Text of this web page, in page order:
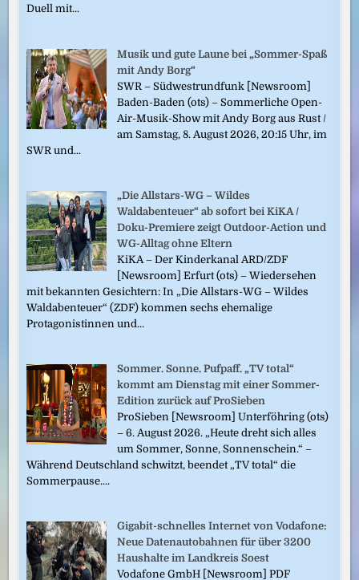
Duell mit...
Musik und gute Laune bei „Sommer-Spaß
mit Andy Borg“
SWR – Südwestrundfunk [Newsroom]
Baden-Baden (ots) – Sommerliche Open-
Air-Musik-Show mit Andy Borg aus Rust /
am Samstag, 8. August 2026, 20:15 Uhr, im
SWR und...
„Die Allstars-WG – Wildes
Waldabenteuer“ ab sofort bei KiKA /
Doku-Premiere zeigt Outdoor-Action und
WG-Alltag ohne Eltern
KiKA – Der Kinderkanal ARD/ZDF
[Newsroom] Erfurt (ots) – Wiedersehen
mit bekannten Gesichtern: In „Die Allstars-WG – Wildes
Waldabenteuer“ (ZDF) kommen sechs ehemalige
Protagonistinnen und...
Sommer. Sonne. Pufpaff. „TV total“
kommt am Dienstag mit einer Sommer-
Edition zurück auf ProSieben
ProSieben [Newsroom] Unterföhring (ots)
– 6. August 2026. „Heute dreht sich alles
um Sommer, Sonne, Sonnenschein.“ –
Während Deutschland schwitzt, beendet „TV total“ die
Sommerpause....
Gigabit-schnelles Internet von Vodafone:
Neue Datenautobahnen für über 3200
Haushalte im Landkreis Soest
Vodafone GmbH [Newsroom] PDF